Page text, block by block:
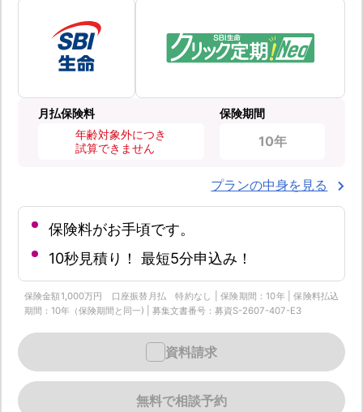
月払保険料
年齢対象外につき
試算できません
保険期間
10年
プランの中身を見る
保険料がお手頃です。
10秒見積り！ 最短5分申込み！
保険金額1,000万円 口座振替月払 特約なし | 保険期間：10年 | 保険料払込
期間：10年（保険期間と同一) | 募集文書番号：募資S-2607-407-E3
無料で相談予約
資料請求